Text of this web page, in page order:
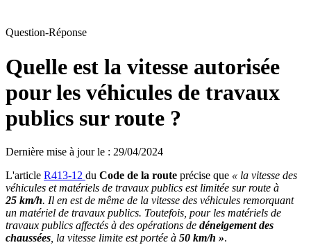
Question-Réponse
Quelle est la vitesse autorisée
pour les véhicules de travaux
publics sur route ?
Dernière mise à jour le : 29/04/2024
L'article R413-12 du Code de la route précise que « la vitesse des
véhicules et matériels de travaux publics est limitée sur route à
25 km/h. Il en est de même de la vitesse des véhicules remorquant
un matériel de travaux publics. Toutefois, pour les matériels de
travaux publics affectés à des opérations de déneigement des
chaussées , la vitesse limite est portée à 50 km/h ».